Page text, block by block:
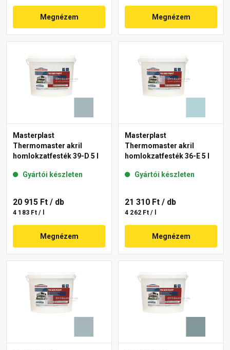
Megnézem Megnézem
Masterplast
Thermomaster akril
homlokzatfesték 39-D 5 l
Gyártói készleten
20 915 Ft / db
4 183 Ft / l
Megnézem
Masterplast
Thermomaster akril
homlokzatfesték 36-E 5 l
Gyártói készleten
21 310 Ft / db
4 262 Ft / l
Megnézem